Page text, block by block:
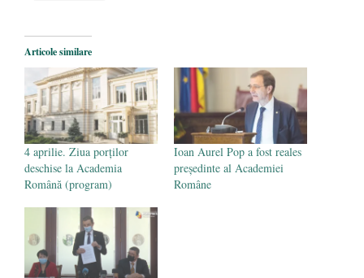
comercializare în UE
Părintele mărturisitor Constantin
Voicescu, pomenit, duminică, la
Mănăstirea Cernica
- 27 iulie 2024
Articole similare
4 aprilie. Ziua porților
deschise la Academia
Română (program)
Ioan Aurel Pop a fost reales
președinte al Academiei
Române